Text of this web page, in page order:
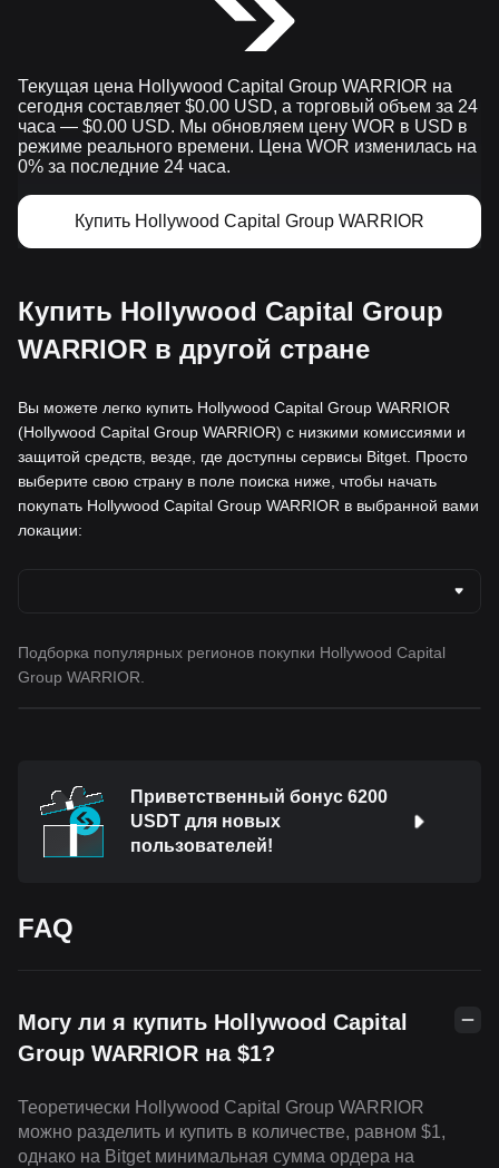
Текущая цена Hollywood Capital Group WARRIOR на
сегодня составляет $0.00 USD, а торговый объем за 24
часа — $0.00 USD. Мы обновляем цену WOR в USD в
режиме реального времени. Цена WOR изменилась на
0% за последние 24 часа.
Купить Hollywood Capital Group WARRIOR
Купить Hollywood Capital Group
WARRIOR в другой стране
Вы можете легко купить Hollywood Capital Group WARRIOR
(Hollywood Capital Group WARRIOR) с низкими комиссиями и
защитой средств, везде, где доступны сервисы Bitget. Просто
выберите свою страну в поле поиска ниже, чтобы начать
покупать Hollywood Capital Group WARRIOR в выбранной вами
локации:
Подборка популярных регионов покупки Hollywood Capital
Group WARRIOR.
Приветственный бонус 6200
USDT для новых
пользователей!
FAQ
Могу ли я купить Hollywood Capital
Group WARRIOR на $1?
Теоретически Hollywood Capital Group WARRIOR
можно разделить и купить в количестве, равном $1,
однако на Bitget минимальная сумма ордера на